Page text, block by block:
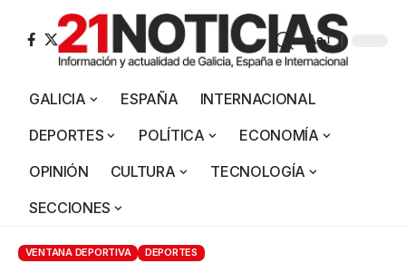
Aa
GALICIA ESPAÑA
INTERNACIONAL
DEPORTES
POLÍTICA
ECONOMÍA
OPINIÓN
CULTURA
TECNOLOGÍA
SECCIONES
VENTANA DEPORTIVA DEPORTES